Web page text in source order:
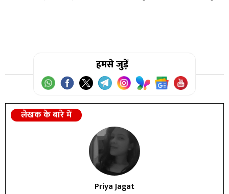
हमसे जुड़ें
लेखक के बारे में
Priya Jagat